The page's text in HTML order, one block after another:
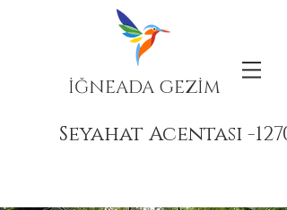
İĞNEADA GEZİM
Seyahat Acentası -